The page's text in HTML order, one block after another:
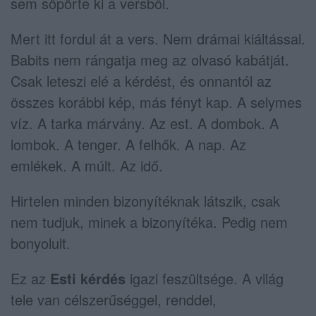
Mert itt fordul át a vers. Nem drámai kiáltással.
Babits nem rángatja meg az olvasó kabátját.
Csak leteszi elé a kérdést, és onnantól az
összes korábbi kép, más fényt kap. A selymes
víz. A tarka márvány. Az est. A dombok. A
lombok. A tenger. A felhők. A nap. Az
emlékek. A múlt. Az idő.
Hirtelen minden bizonyítéknak látszik, csak
nem tudjuk, minek a bizonyítéka. Pedig nem
bonyolult.
Ez az Esti kérdés igazi feszültsége. A világ
tele van célszerűséggel, renddel,